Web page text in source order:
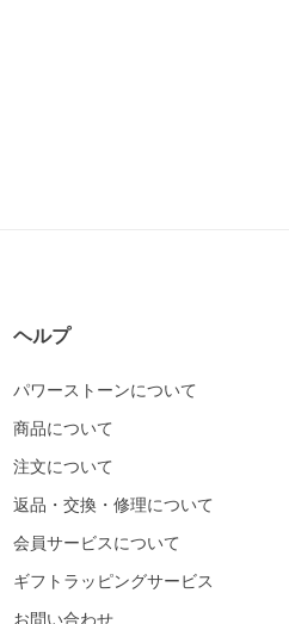
ヘルプ
パワーストーンについて
商品について
注文について
返品・交換・修理について
会員サービスについて
ギフトラッピングサービス
お問い合わせ